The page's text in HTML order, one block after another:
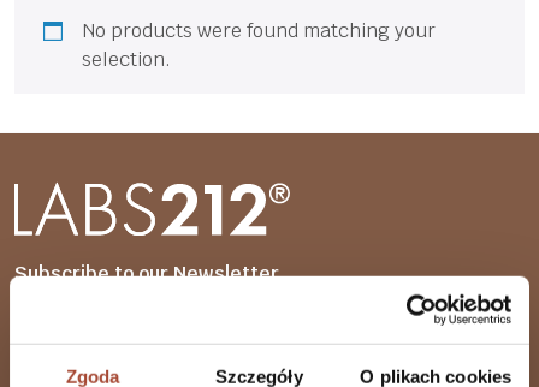
Zgoda Szczegóły O plikach cookies
No products were found matching your
selection.
Subscribe to our Newsletter